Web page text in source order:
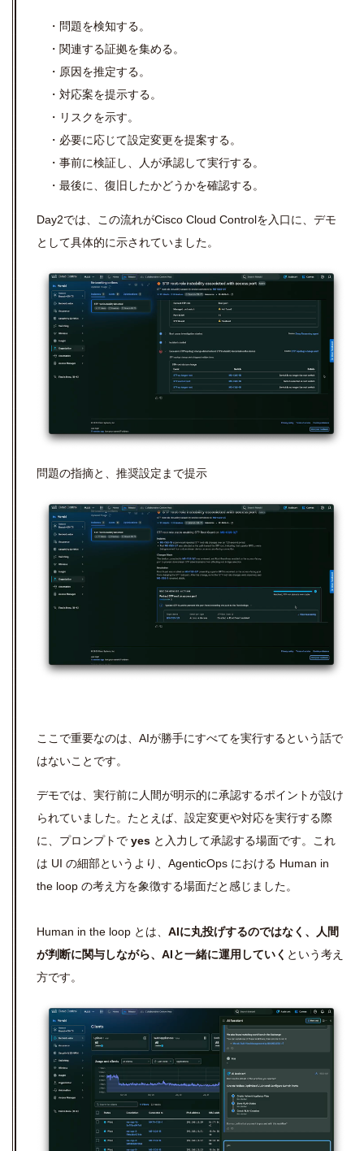
・問題を検知する。
・関連する証拠を集める。
・原因を推定する。
・対応案を提示する。
・リスクを示す。
・必要に応じて設定変更を提案する。
・事前に検証し、人が承認して実行する。
・最後に、復旧したかどうかを確認する。
Day2では、この流れがCisco Cloud Controlを入口に、デモ
として具体的に示されていました。
問題の指摘と、推奨設定まで提示
ここで重要なのは、 AIが勝手にすべてを実行するという話で
はないことです。
デモでは、実行前に人間が明示的に承認するポイントが設け
られていました。たとえば、設定変更や対応を実行する際
に、プロンプトで yes と入力して承認する場面です。これ
は UI の細部というより、AgenticOps における Human in
the loop の考え方を象徴する場面だと感じました。
Human in the loop とは、 AIに丸投げするのではなく、人間
が判断に関与しながら、AIと一緒に運用していく という考え
方です。